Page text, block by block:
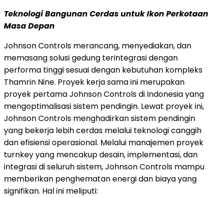
Teknologi Bangunan Cerdas untuk Ikon Perkotaan
Masa Depan
Johnson Controls merancang, menyediakan, dan
memasang solusi gedung terintegrasi dengan
performa tinggi sesuai dengan kebutuhan kompleks
Thamrin Nine. Proyek kerja sama ini merupakan
proyek pertama Johnson Controls di Indonesiayang
mengoptimalisasi sistem pendingin. Lewat proyek ini,
Johnson Controls menghadirkan sistem pendingin
yang bekerja lebih cerdas melalui teknologi canggih
dan efisiensi operasional. Melalui manajemen proyek
turnkey yang mencakup desain, implementasi, dan
integrasi di seluruh sistem, Johnson Controls mampu
memberikan penghematan energi dan biaya yang
signifikan. Hal ini meliputi: